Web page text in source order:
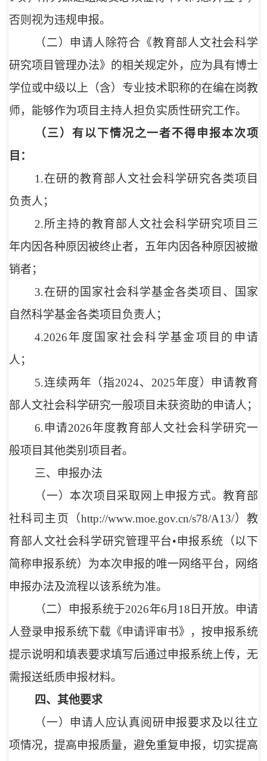
否则视为违规申报。
（二）申请人除符合《教育部人文社会科学
研究项目管理办法》的相关规定外，应为具有博士
学位或中级以上（含）专业技术职称的在编在岗教
师，能够作为项目主持人担负实质性研究工作。
（三）有以下情况之一者不得申报本次项
目：
1.在研的教育部人文社会科学研究各类项目
负责人；
2.所主持的教育部人文社会科学研究项目三
年内因各种原因被终止者，五年内因各种原因被撤
销者；
3.在研的国家社会科学基金各类项目、国家
自然科学基金各类项目负责人；
4.2026年度国家社会科学基金项目的申请
人；
5.连续两年（指2024、2025年度）申请教育
部人文社会科学研究一般项目未获资助的申请人；
6.申请2026年度教育部人文社会科学研究一
般项目其他类别项目者。
三、申报办法
（一）本次项目采取网上申报方式。教育部
社科司主页（http://www.moe.gov.cn/s78/A13/）教
育部人文社会科学研究管理平台•申报系统（以下
简称申报系统）为本次申报的唯一网络平台，网络
申报办法及流程以该系统为准。
（二） 申报系统于2026年6月18日开放。 申请
人登录申报系统下载《申请评审书》，按申报系统
提示说明和填表要求填写后通过申报系统上传，无
需报送纸质申报材料。
四、其他要求
（一）申请人应认真阅研申报要求及以往立
项情况，提高申报质量，避免重复申报，切实提高